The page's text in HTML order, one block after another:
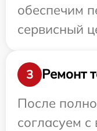
обеспечим
сервисный
3
Ремонт
После
согласуем